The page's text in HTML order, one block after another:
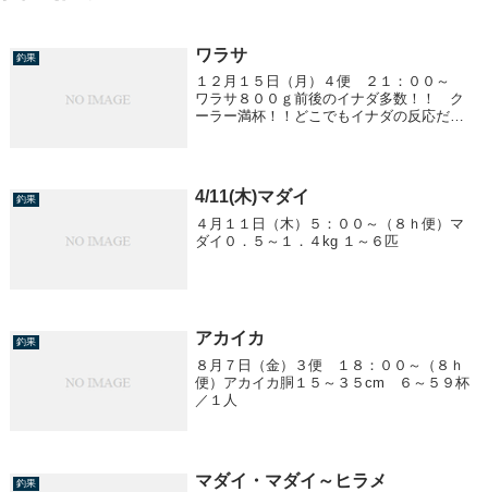
釣果 ワラサ
１２月１５日（月）４便 ２１：００～
ワラサ８００ｇ前後のイナダ多数！！ ク
ーラー満杯！！どこでもイナダの反応だら
釣果 4/11(木)マダイ
４月１１日（木）５：００～（８ｈ便）マ
ダイ０．５～１．４kg １～６匹
釣果 アカイカ
８月７日（金）３便 １８：００～（８ｈ
便）アカイカ胴１５～３５cm ６～５９杯
／１人
釣果 マダイ・マダイ～ヒラメ